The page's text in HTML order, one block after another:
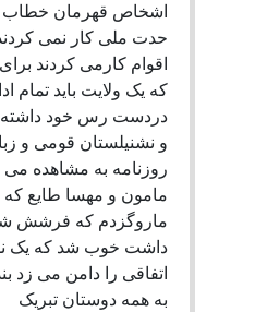
اشخاص قهرمان خطاب
حدت ملی کار نمی
اقوام کارمی کردند
که یک ولایت باید تمام
دردست رس خود داشته
و نشنیلستان قومی و
روزنامه به مشاهده می
مامون و مهسا طایع
ماروگزدم که فرشش
داشت خوب شد که یک
اتفاقی را دامن می زد
به همه دوستان تبریک